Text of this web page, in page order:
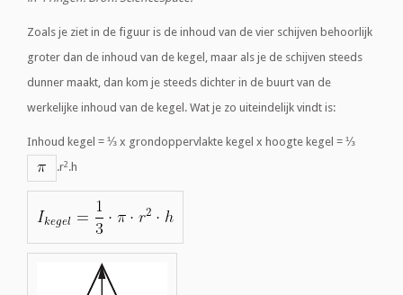
Zoals je ziet in de figuur is de inhoud van de vier schijven behoorlijk
groter dan de inhoud van de kegel, maar als je de schijven steeds
dunner maakt, dan kom je steeds dichter in de buurt van de
werkelijke inhoud van de kegel. Wat je zo uiteindelijk vindt is:
Inhoud kegel = ⅓ x grondoppervlakte kegel x hoogte kegel = ⅓
.r2.h